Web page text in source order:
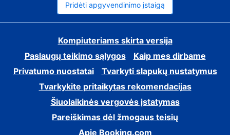
Pridėti apgyvendinimo įstaigą
Kompiuteriams skirta versija
Paslaugų teikimo sąlygos
Kaip mes dirbame
Privatumo nuostatai
Tvarkyti slapukų nustatymus
Tvarkykite pritaikytas rekomendacijas
Šiuolaikinės vergovės įstatymas
Pareiškimas dėl žmogaus teisių
Apie Booking.com